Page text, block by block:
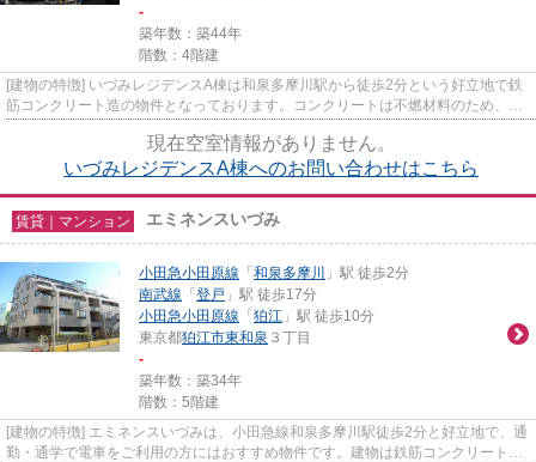
-
築年数：築44年
階数：4階建
[建物の特徴] いづみレジデンスA棟は和泉多摩川駅から徒歩2分という好立地で鉄
筋コンクリート造の物件となっております。コンクリートは不燃材料のため、高
い耐火性を備え、耐火性に優...
現在空室情報がありません。
いづみレジデンスA棟へのお問い合わせはこちら
賃貸｜マンション エミネンスいづみ
小田急小田原線 「和泉多摩川
」駅 徒歩2分
南武線 「登戸 」駅 徒歩17分
小田急小田原線 「狛江 」駅 徒歩10分
東京都狛江市東和泉 ３丁目
-
築年数：築34年
階数：5階建
[建物の特徴] エミネンスいづみは、小田急線和泉多摩川駅徒歩2分と好立地で、通
勤・通学で電車をご利用の方にはおすすめ物件です。建物は鉄筋コンクリート造